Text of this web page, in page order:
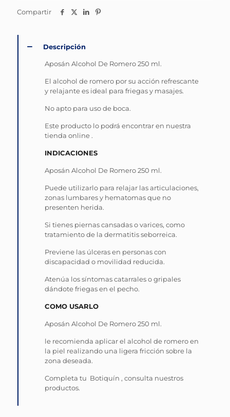
Compartir
Descripción
Aposán Alcohol De Romero 250 ml.
El alcohol de romero por su acción refrescante
y relajante es ideal para friegas y masajes.
No apto para uso de boca.
Este producto lo podrá encontrar en nuestra
tienda online .
INDICACIONES
Aposán Alcohol De Romero 250 ml.
Puede utilizarlo para relajar las articulaciones,
zonas lumbares y hematomas que no
presenten herida.
Si tienes piernas cansadas o varices, como
tratamiento de la dermatitis seborreica.
Previene las úlceras en personas con
discapacidad o movilidad reducida.
Atenúa los síntomas catarrales o gripales
dándote friegas en el pecho.
COMO USARLO
Aposán Alcohol De Romero 250 ml.
le recomienda aplicar el alcohol de romero en
la piel realizando una ligera fricción sobre la
zona deseada.
Completa tu Botiquín , consulta nuestros
productos.